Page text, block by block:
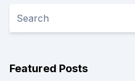
Featured Posts